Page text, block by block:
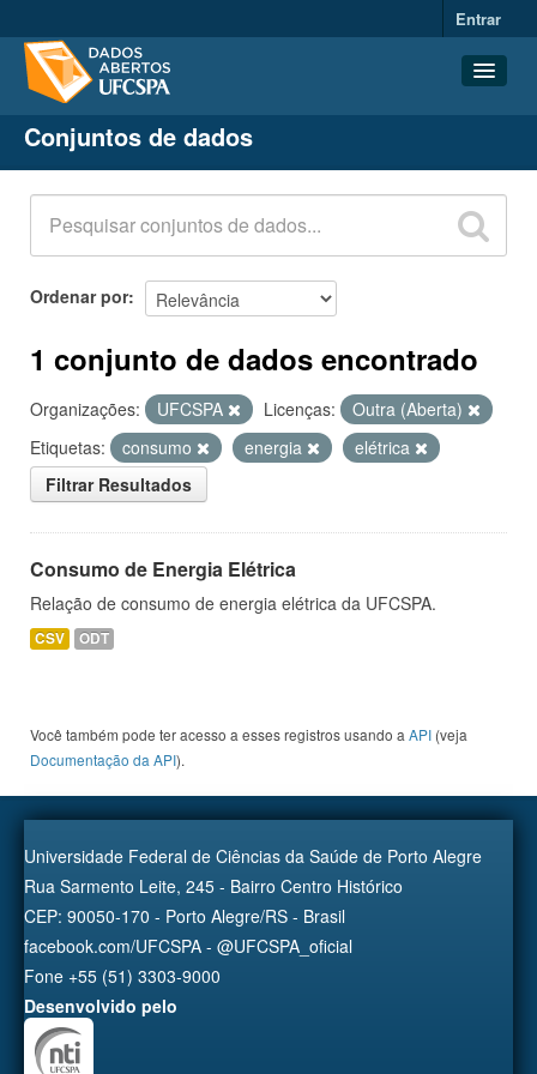
Entrar
Conjuntos de dados
Organizações
Grupos
Sobre
Conjuntos de dados
Ordenar por
1 conjunto de dados encontrado
Organizações: UFCSPA Licenças:
Outra (Aberta)
Etiquetas:
consumo energia
elétrica
Filtrar Resultados
Consumo de Energia Elétrica
Relação de consumo de energia elétrica da UFCSPA.
CSV ODT
Você também pode ter acesso a esses registros usando a API (veja
Documentação da API).
Universidade Federal de Ciências da Saúde de Porto Alegre
Rua Sarmento Leite, 245 - Bairro Centro Histórico
CEP: 90050-170 - Porto Alegre/RS - Brasil
facebook.com/UFCSPA - @UFCSPA_oficial
Fone +55 (51) 3303-9000
Desenvolvido pelo